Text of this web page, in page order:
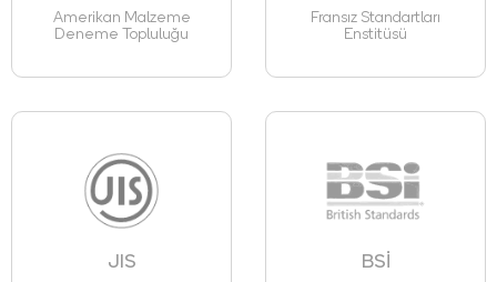
Amerikan Malzeme
Deneme Topluluğu
Fransız Standartları
Enstitüsü
JIS BSİ